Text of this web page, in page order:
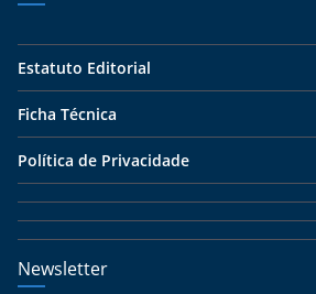
Estatuto Editorial
Ficha Técnica
Política de Privacidade
Newsletter